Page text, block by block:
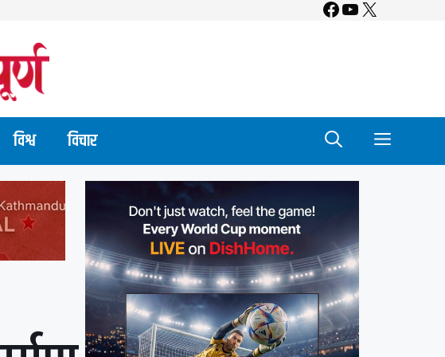
Facebook
YouTube
X
विश्व विचार